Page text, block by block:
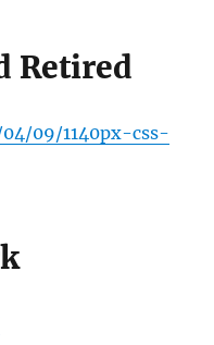
Retired
09/1140px-css-